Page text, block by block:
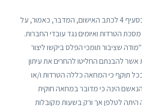
הנאשם כפר באמור בסעיף 4 לכתב האישום, המדבר, כאמור, על
הטרדות ואיומים נגד עובדי החברות.
שציבור תומכי הפלס ביקשו ליצור
להבנתם החליטו להחרים את עיתון
תוקף כי המחאה כללה הטרדות ו/או
הינה כי מדובר במחאה חוקית
היתה לטלפן אך ורק בשעות מקובלות